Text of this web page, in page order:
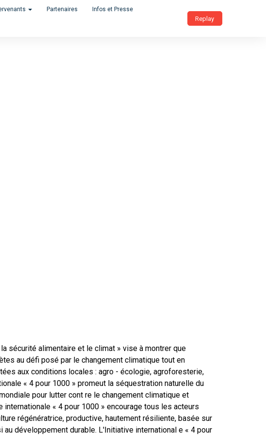
Partenaires Infos et Presse
Replay
sécurité alimentaire et le climat » vise à montrer que
au défi posé par le changement climatique tout en
aux conditions locales : agro - écologie, agroforesterie,
« 4 pour 1000 » promeut la séquestration naturelle du
pour lutter cont re le changement climatique et
« 4 pour 1000 » encourage tous les acteurs
régénératrice, productive, hautement résiliente, basée sur
développement durable. L'Initiative international e « 4 pour